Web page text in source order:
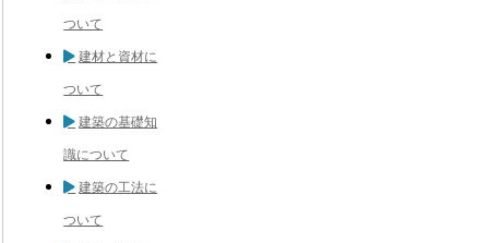
ついて
建材と資材に
ついて
建築の基礎知
識について
建築の工法に
ついて